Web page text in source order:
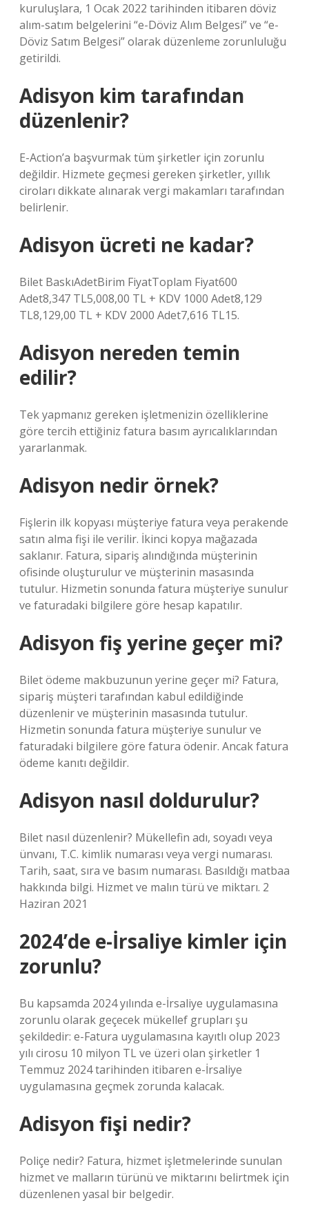
kuruluşlara, 1 Ocak 2022 tarihinden itibaren döviz
alım-satım belgelerini “e-Döviz Alım Belgesi” ve “e-
Döviz Satım Belgesi” olarak düzenleme zorunluluğu
getirildi.
Adisyon kim tarafından
düzenlenir?
E-Action’a başvurmak tüm şirketler için zorunlu
değildir. Hizmete geçmesi gereken şirketler, yıllık
ciroları dikkate alınarak vergi makamları tarafından
belirlenir.
Adisyon ücreti ne kadar?
Bilet BaskıAdetBirim FiyatToplam Fiyat600
Adet8,347 TL5,008,00 TL + KDV 1000 Adet8,129
TL8,129,00 TL + KDV 2000 Adet7,616 TL15.
Adisyon nereden temin
edilir?
Tek yapmanız gereken işletmenizin özelliklerine
göre tercih ettiğiniz fatura basım ayrıcalıklarından
yararlanmak.
Adisyon nedir örnek?
Fişlerin ilk kopyası müşteriye fatura veya perakende
satın alma fişi ile verilir. İkinci kopya mağazada
saklanır. Fatura, sipariş alındığında müşterinin
ofisinde oluşturulur ve müşterinin masasında
tutulur. Hizmetin sonunda fatura müşteriye sunulur
ve faturadaki bilgilere göre hesap kapatılır.
Adisyon fiş yerine geçer mi?
Bilet ödeme makbuzunun yerine geçer mi? Fatura,
sipariş müşteri tarafından kabul edildiğinde
düzenlenir ve müşterinin masasında tutulur.
Hizmetin sonunda fatura müşteriye sunulur ve
faturadaki bilgilere göre fatura ödenir. Ancak fatura
ödeme kanıtı değildir.
Adisyon nasıl doldurulur?
Bilet nasıl düzenlenir? Mükellefin adı, soyadı veya
ünvanı, T.C. kimlik numarası veya vergi numarası.
Tarih, saat, sıra ve basım numarası. Basıldığı matbaa
hakkında bilgi. Hizmet ve malın türü ve miktarı. 2
Haziran 2021
2024’de e-İrsaliye kimler için
zorunlu?
Bu kapsamda 2024 yılında e-İrsaliye uygulamasına
zorunlu olarak geçecek mükellef grupları şu
şekildedir: e-Fatura uygulamasına kayıtlı olup 2023
yılı cirosu 10 milyon TL ve üzeri olan şirketler 1
Temmuz 2024 tarihinden itibaren e-İrsaliye
uygulamasına geçmek zorunda kalacak.
Adisyon fişi nedir?
Poliçe nedir? Fatura, hizmet işletmelerinde sunulan
hizmet ve malların türünü ve miktarını belirtmek için
düzenlenen yasal bir belgedir.